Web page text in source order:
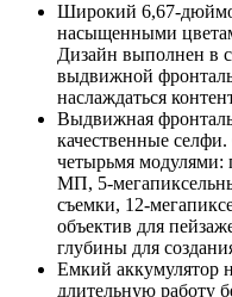
Широкий 6,67-
насыщенными
Дизайн выполнен в
выдвижной
наслаждаться
Выдвижная
качественные
четырьмя модулями:
МП, 5-
съемки, 12-
объектив для
глубины для
Емкий аккумулятор
длительную работу